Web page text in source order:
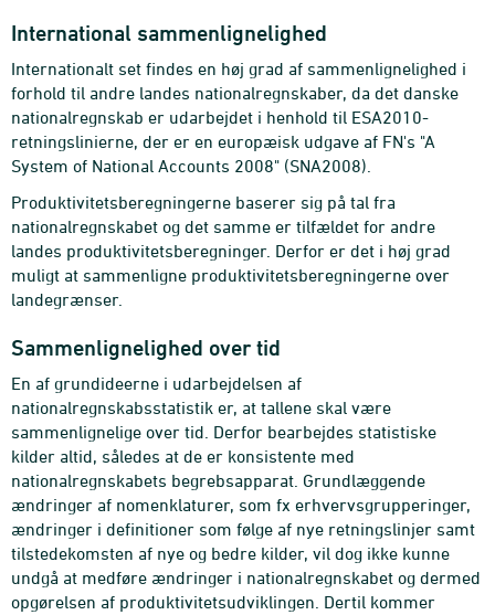
International sammenlignelighed
Internationalt set findes en høj grad af sammenlignelighed i
forhold til andre landes nationalregnskaber, da det danske
nationalregnskab er udarbejdet i henhold til ESA2010-
retningslinierne, der er en europæisk udgave af FN's "A
System of National Accounts 2008" (SNA2008).
Produktivitetsberegningerne baserer sig på tal fra
nationalregnskabet og det samme er tilfældet for andre
landes produktivitetsberegninger. Derfor er det i høj grad
muligt at sammenligne produktivitetsberegningerne over
landegrænser.
Sammenlignelighed over tid
En af grundideerne i udarbejdelsen af
nationalregnskabsstatistik er, at tallene skal være
sammenlignelige over tid. Derfor bearbejdes statistiske
kilder altid, således at de er konsistente med
nationalregnskabets begrebsapparat. Grundlæggende
ændringer af nomenklaturer, som fx erhvervsgrupperinger,
ændringer i definitioner som følge af nye retningslinjer samt
tilstedekomsten af nye og bedre kilder, vil dog ikke kunne
undgå at medføre ændringer i nationalregnskabet og dermed
opgørelsen af produktivitetsudviklingen. Dertil kommer